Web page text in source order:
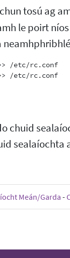
chun tosú ag
le poirt
/etc/rc.conf
/etc/rc.conf
chuid
sealaíochta
Meán/Garda -